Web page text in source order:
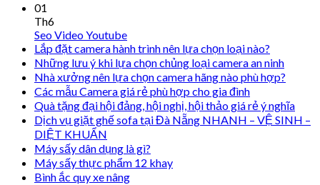
01
Th6
Seo Video Youtube
Lắp đặt camera hành trình nên lựa chọn loại nào?
Những lưu ý khi lựa chọn chủng loại camera an ninh
Nhà xưởng nên lựa chọn camera hãng nào phù hợp?
Các mẫu Camera giá rẻ phù hợp cho gia đình
Quà tặng đại hội đảng, hội nghị, hội thảo giá rẻ ý nghĩa
Dịch vụ giặt ghế sofa tại Đà Nẵng NHANH – VỆ SINH –
DIỆT KHUẨN
Máy sấy dân dụng là gì?
Máy sấy thực phẩm 12 khay
Bình ắc quy xe nâng